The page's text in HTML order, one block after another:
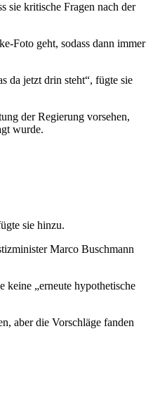
sie kritische Fragen nach der
Foto geht, sodass dann immer
da jetzt drin steht“, fügte sie
der Regierung vorsehen,
wurde.
sie hinzu.
Marco Buschmann
keine „erneute hypothetische
aber die Vorschläge fanden